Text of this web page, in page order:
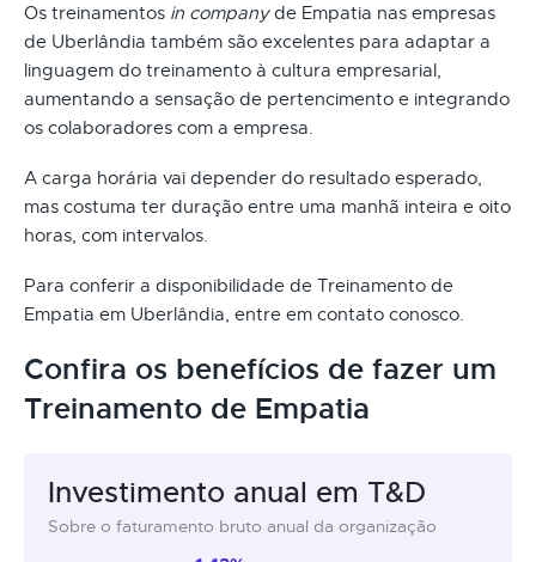
Os treinamentos in companyde Empatia nas empresas
de Uberlândia também são excelentes para adaptar a
linguagem do treinamento à cultura empresarial,
aumentando a sensação de pertencimento e integrando
os colaboradores com a empresa.
A carga horária vai depender do resultado esperado,
mas costuma ter duração entre uma manhã inteira e oito
horas, com intervalos.
Para conferir a disponibilidade de Treinamento de
Empatia em Uberlândia, entre em contato conosco.
Confira os benefícios de fazer um
Treinamento de Empatia
Investimento anual em T&D
Sobre o faturamento bruto anual da organização